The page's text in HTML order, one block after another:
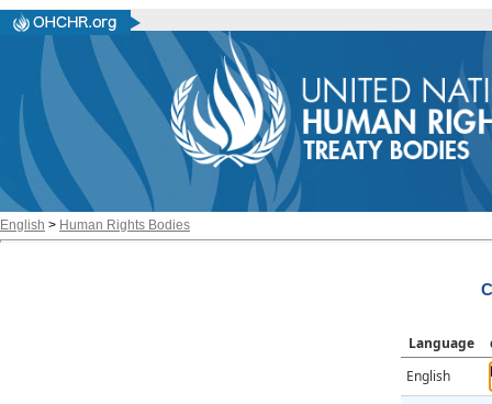
English > Human Rights Bodies
Language
English